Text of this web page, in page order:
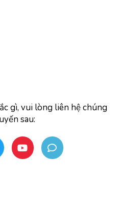
gì, vui lòng liên hệ chúng
sau: